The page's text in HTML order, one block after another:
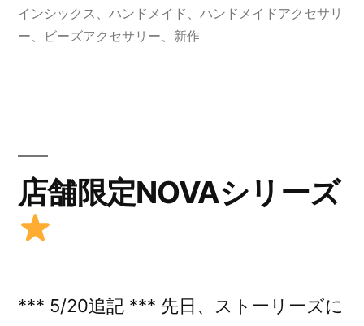
の
リ
インシックス 、 ハンドメイド 、 ハンドメイドアクセサリ
ー、 ビーズアクセサリー、 新作
店舗限定NOVAシリーズ
*** 5/20追記 *** 先日、ストーリーズに